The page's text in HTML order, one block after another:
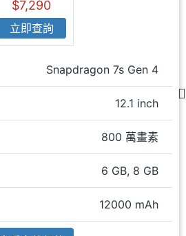
$7,290
立即查詢
Snapdragon 7s Gen 4
12.1 inch
800 萬畫素
6 GB, 8 GB
12000 mAh